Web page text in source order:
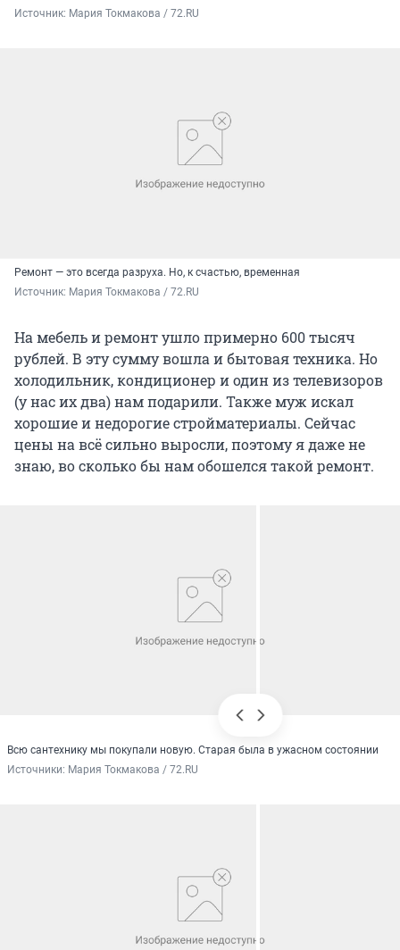
Источник: Мария Токмакова / 72.RU
Ремонт — это всегда разруха. Но, к счастью, временная
Источник: Мария Токмакова / 72.RU
На мебель и ремонт ушло примерно 600 тысяч
рублей. В эту сумму вошла и бытовая техника. Но
холодильник, кондиционер и один из телевизоров
(у нас их два) нам подарили. Также муж искал
хорошие и недорогие стройматериалы. Сейчас
цены на всё сильно выросли, поэтому я даже не
знаю, во сколько бы нам обошелся такой ремонт.
Всю сантехнику мы покупали новую. Старая была в ужасном состоянии
Источники: Мария Токмакова / 72.RU